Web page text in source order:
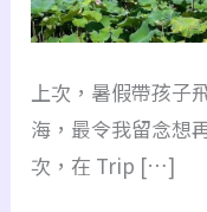
上次，暑假帶孩子
海，最令我留念想
次，在 Trip […]
只
要
NT$
4000！
杭